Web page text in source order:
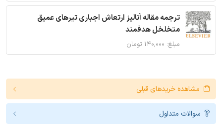
ترجمه مقاله آنالیز ارتعاش اجباری تیرهای عمیق
متخلخل هدفمند
مبلغ: ۱۴۰,۰۰۰ تومان
مشاهده خریدهای قبلی
سوالات متداول